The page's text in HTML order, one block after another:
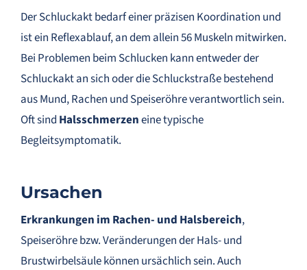
Der Schluckakt bedarf einer präzisen Koordination und
ist ein Reflexablauf, an dem allein 56 Muskeln mitwirken.
Bei Problemen beim Schlucken kann entweder der
Schluckakt an sich oder die Schluckstraße bestehend
aus Mund, Rachen und Speiseröhre verantwortlich sein.
Oft sind Halsschmerzeneine typische
Begleitsymptomatik.
Ursachen
Erkrankungen im Rachen- und Halsbereich,
Speiseröhre bzw. Veränderungen der Hals- und
Brustwirbelsäule können ursächlich sein. Auch